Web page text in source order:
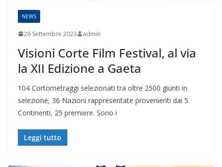
NEWS
26 Settembre 2023 admin
Visioni Corte Film Festival, al via
la XII Edizione a Gaeta
104 Cortometraggi selezionati tra oltre 2500 giunti in
selezione, 36 Nazioni rappresentate provenienti dai 5
Continenti, 25 premiere. Sono i
Leggi tutto